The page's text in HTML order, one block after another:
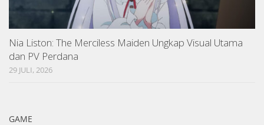
Nia Liston: The Merciless Maiden Ungkap Visual Utama
dan PV Perdana
29 JULI, 2026
GAME